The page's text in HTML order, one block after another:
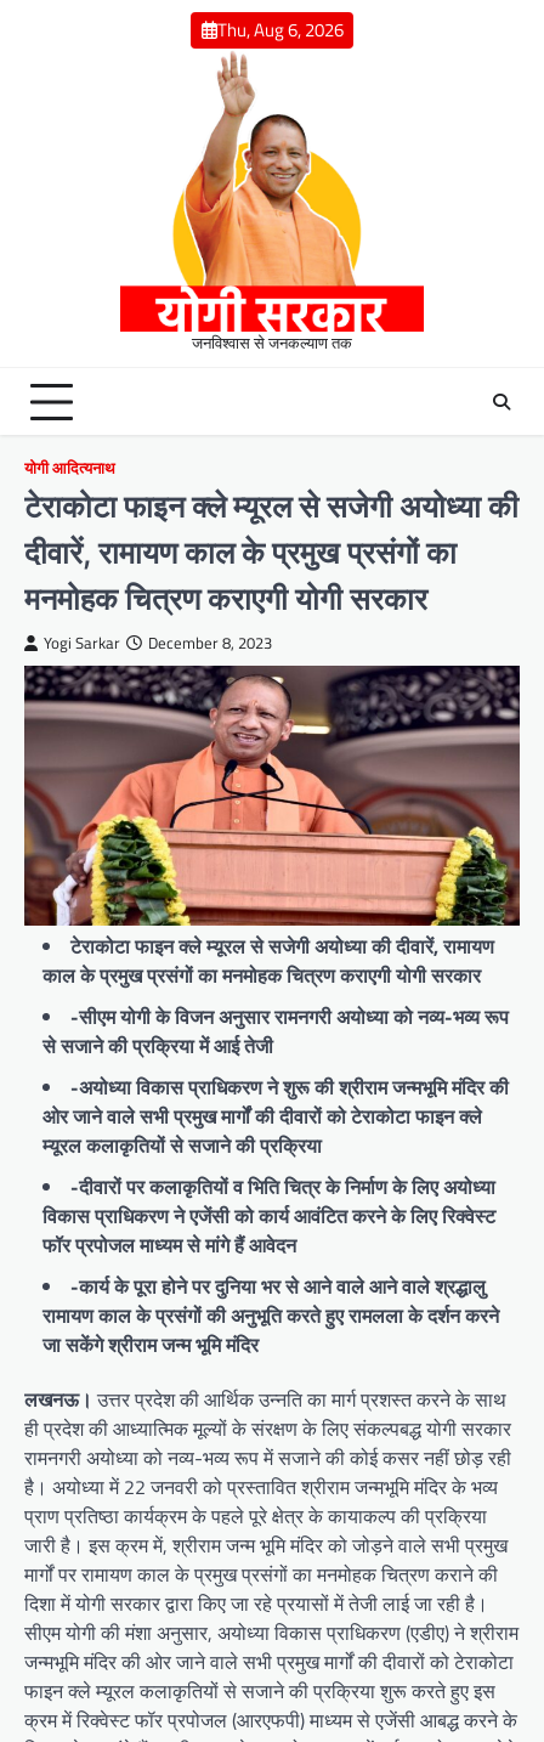
Thu, Aug 6, 2026
जनविश्वास से जनकल्याण तक
योगी आदित्यनाथ
टेराकोटा फाइन क्ले म्यूरल से सजेगी अयोध्या की
दीवारें, रामायण काल के प्रमुख प्रसंगों का
मनमोहक चित्रण कराएगी योगी सरकार
Yogi Sarkar December 8, 2023
टेराकोटा फाइन क्ले म्यूरल से सजेगी अयोध्या की दीवारें, रामायण
काल के प्रमुख प्रसंगों का मनमोहक चित्रण कराएगी योगी सरकार
-सीएम योगी के विजन अनुसार रामनगरी अयोध्या को नव्य-भव्य रूप
से सजाने की प्रक्रिया में आई तेजी
-अयोध्या विकास प्राधिकरण ने शुरू की श्रीराम जन्मभूमि मंदिर की
ओर जाने वाले सभी प्रमुख मार्गों की दीवारों को टेराकोटा फाइन क्ले
म्यूरल कलाकृतियों से सजाने की प्रक्रिया
-दीवारों पर कलाकृतियों व भिति चित्र के निर्माण के लिए अयोध्या
विकास प्राधिकरण ने एजेंसी को कार्य आवंटित करने के लिए रिक्वेस्ट
फॉर प्रपोजल माध्यम से मांगे हैं आवेदन
-कार्य के पूरा होने पर दुनिया भर से आने वाले आने वाले श्रद्धालु
रामायण काल के प्रसंगों की अनुभूति करते हुए रामलला के दर्शन करने
जा सकेंगे श्रीराम जन्‍म भूमि मंदिर
लखनऊ। उत्तर प्रदेश की आर्थिक उन्नति का मार्ग प्रशस्त करने के साथ
ही प्रदेश की आध्यात्मिक मूल्यों के संरक्षण के लिए संकल्पबद्ध योगी सरकार
रामनगरी अयोध्या को नव्य-भव्य रूप में सजाने की कोई कसर नहीं छोड़ रही
है। अयोध्या में 22 जनवरी को प्रस्तावित श्रीराम जन्मभूमि मंदिर के भव्य
प्राण प्रतिष्ठा कार्यक्रम के पहले पूरे क्षेत्र के कायाकल्प की प्रक्रिया
जारी है। इस क्रम में, श्रीराम जन्‍म भूमि मंदिर को जोड़ने वाले सभी प्रमुख
मार्गों पर रामायण काल के प्रमुख प्रसंगों का मनमोहक चित्रण कराने की
दिशा में योगी सरकार द्वारा किए जा रहे प्रयासों में तेजी लाई जा रही है।
सीएम योगी की मंशा अनुसार, अयोध्या विकास प्राधिकरण (एडीए) ने श्रीराम
जन्मभूमि मंदिर की ओर जाने वाले सभी प्रमुख मार्गों की दीवारों को टेराकोटा
फाइन क्ले म्यूरल कलाकृतियों से सजाने की प्रक्रिया शुरू करते हुए इस
क्रम में रिक्वेस्ट फॉर प्रपोजल (आरएफपी) माध्यम से एजेंसी आबद्ध करने के